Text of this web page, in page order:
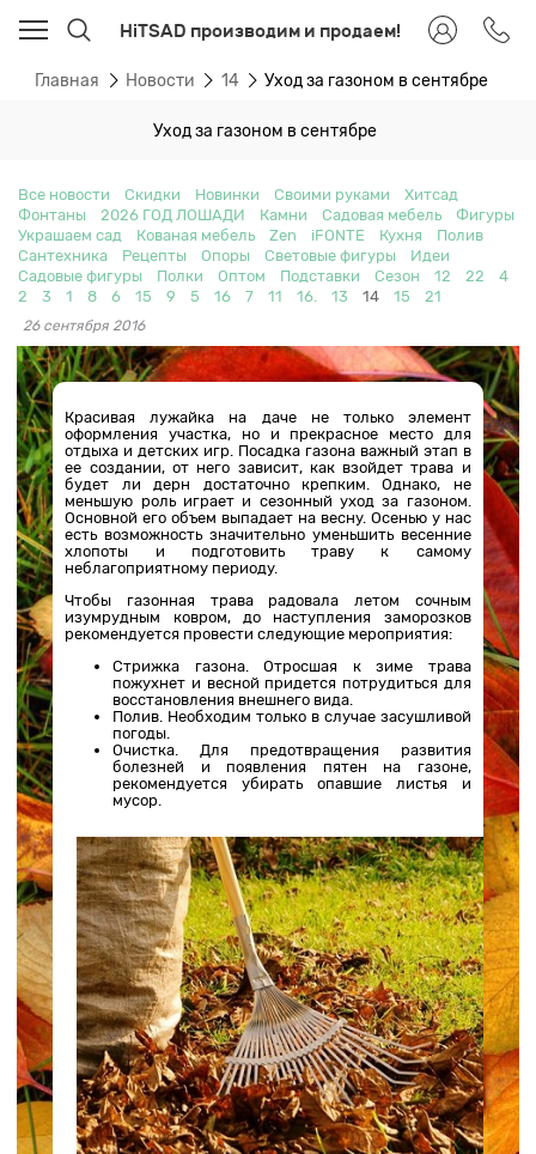
HiTSAD производим и продаем!
Главная Новости 14 Уход за газоном в сентябре
Уход за газоном в сентябре
Все новости Скидки Новинки Своими руками
Хитсад
Фонтаны
2026 ГОД ЛОШАДИ Камни Садовая мебель
Фигуры
Украшаем сад
Кованая мебель Zen iFONTE Кухня
Полив
Сантехника
Рецепты Опоры Световые фигуры
Идеи
Садовые фигуры
Полки Оптом Подставки Сезон 12 22
4
2
3 1 8 6 15 9 5 16 7 11 16. 13 14 15 21
26 сентября 2016
Красивая лужайка на даче не только элемент
оформления участка, но и прекрасное место для
отдыха и детских игр. Посадка газона важный этап в
ее создании, от него зависит, как взойдет трава и
будет ли дерн достаточно крепким. Однако, не
меньшую роль играет и сезонный уход за газоном.
Основной его объем выпадает на весну. Осенью у нас
есть возможность значительно уменьшить весенние
хлопоты и подготовить траву к самому
неблагоприятному периоду.
Чтобы газонная трава радовала летом сочным
изумрудным ковром, до наступления заморозков
рекомендуется провести следующие мероприятия:
Стрижка газона. Отросшая к зиме трава
пожухнет и весной придется потрудиться для
восстановления внешнего вида.
Полив. Необходим только в случае засушливой
погоды.
Очистка. Для предотвращения развития
болезней и появления пятен на газоне,
рекомендуется убирать опавшие листья и
мусор.